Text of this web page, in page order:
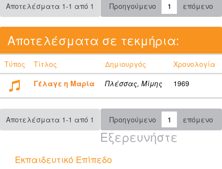
Αποτελέσματα 1-1 από 1 Προηγούμενο 1 επόμενο
Αποτελέσματα σε τεκμήρια:
Τύπος Τίτλος Δημιουργός
Χρονολογία
Γέλαγε η Μαρία
Πλέσσας, Μίμης 1969
Αποτελέσματα 1-1 από 1 Προηγούμενο 1 επόμενο
Εξερευνήστε
Εκπαιδευτικό Επίπεδο